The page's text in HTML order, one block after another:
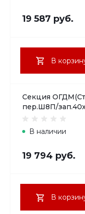
19 587 руб.
В
Секция
пер.Ш8П/
В наличии
19 794 руб.
В